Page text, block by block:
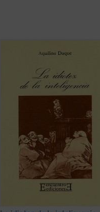
Este libro reúne varios escritos del
columnista sevillano Aquilino
Duque, cuyo argumento común
es, como él mismo dice en el
prólogo, «la traición de la clerecía
No es casual, pues, que el libro se
cierre con una reflexión sobre
Ortega, quien en 1938, como ...
(ver ficha)